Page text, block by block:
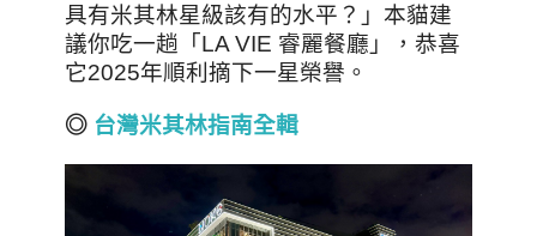
具有米其林星級該有的水平？」本貓建
議你吃一趟「LA VIE 睿麗餐廳」，恭喜
它2025年順利摘下一星榮譽。
◎ 台灣米其林指南全輯